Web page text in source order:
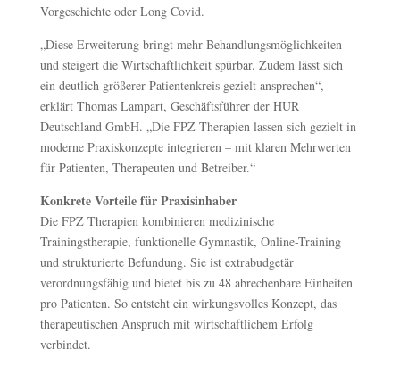
Vorgeschichte oder Long Covid.
„Diese Erweiterung bringt mehr Behandlungsmöglichkeiten
und steigert die Wirtschaftlichkeit spürbar. Zudem lässt sich
ein deutlich größerer Patientenkreis gezielt ansprechen“,
erklärt Thomas Lampart, Geschäftsführer der HUR
Deutschland GmbH. „Die FPZ Therapien lassen sich gezielt in
moderne Praxiskonzepte integrieren – mit klaren Mehrwerten
für Patienten, Therapeuten und Betreiber.“
Konkrete Vorteile für Praxisinhaber
Die FPZ Therapien kombinieren medizinische
Trainingstherapie, funktionelle Gymnastik, Online-Training
und strukturierte Befundung. Sie ist extrabudgetär
verordnungsfähig und bietet bis zu 48 abrechenbare Einheiten
pro Patienten. So entsteht ein wirkungsvolles Konzept, das
therapeutischen Anspruch mit wirtschaftlichem Erfolg
verbindet.